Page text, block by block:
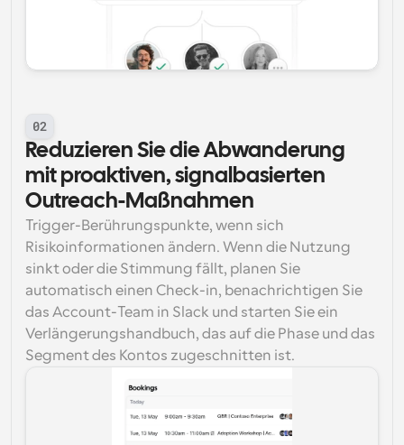
02
Reduzieren Sie die Abwanderung
mit proaktiven, signalbasierten
Outreach-Maßnahmen
Trigger-Berührungspunkte, wenn sich
Risikoinformationen ändern. Wenn die Nutzung
sinkt oder die Stimmung fällt, planen Sie
automatisch einen Check-in, benachrichtigen Sie
das Account-Team in Slack und starten Sie ein
Verlängerungshandbuch, das auf die Phase und das
Segment des Kontos zugeschnitten ist.